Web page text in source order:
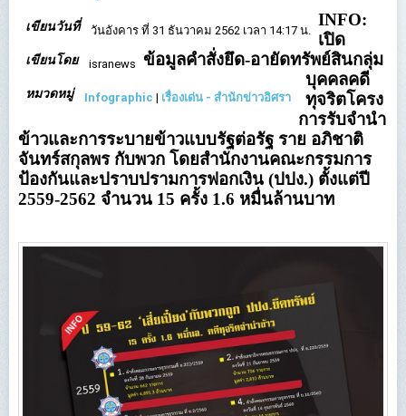
เขียนวันที่ วันอังคาร ที่ 31 ธันวาคม 2562 เวลา 14:17 น.
เขียนโดย isranews
หมวดหมู่ Infographic | เรื่องเด่น - สำนักข่าวอิศรา
INFO:
เปิด
ข้อมูลคำสั่งยึด-อายัดทรัพย์สินกลุ่ม
บุคคลคดี
ทุจริตโครง
การรับจํานํา
ข้าวและการระบายข้าวแบบรัฐต่อรัฐ ราย อภิชาติ
จันทร์สกุลพร กับพวก โดยสำนักงานคณะกรรมการ
ป้องกันและปราบปรามการฟอกเงิน (ปปง.) ตั้งแต่ปี
2559-2562 จำนวน 15 ครั้ง 1.6 หมื่นล้านบาท